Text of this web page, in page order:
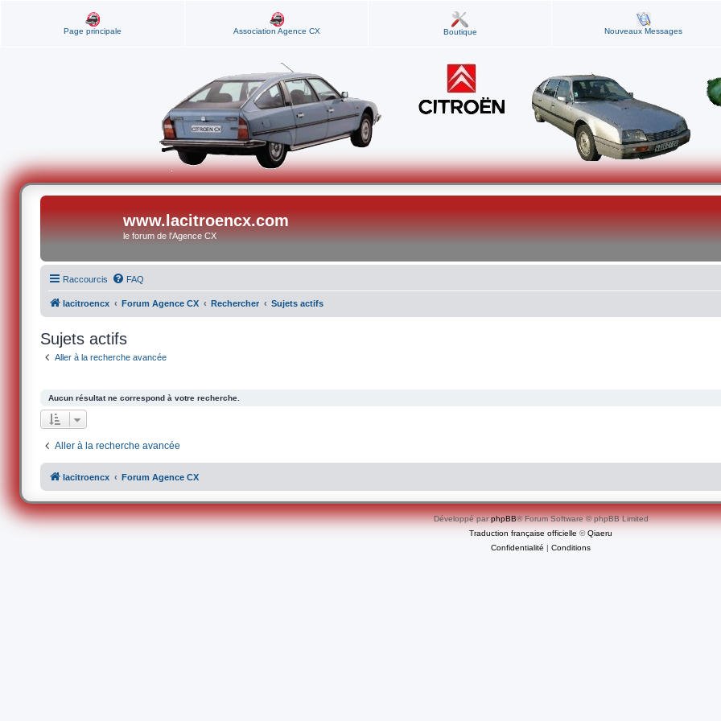
Page principale Association Agence CX Boutique Nouveaux Messages
www.lacitroencx.com
le forum de l'Agence CX
Raccourcis FAQ
lacitroencx Forum Agence CX Rechercher Sujets actifs
Sujets actifs
Aller à la recherche avancée
Aucun résultat ne correspond à votre recherche.
Aller à la recherche avancée
lacitroencx Forum Agence CX
Développé parphpBB® Forum Software © phpBB Limited
Traduction française officielle ©Qiaeru
Confidentialité | Conditions